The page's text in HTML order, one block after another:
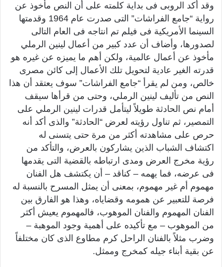
وقد أكد الروبى فى بداية كلمته على أن النص مأخوذ عن
رواية “جامع الفراشات” التى صدرت عام 1964 وقدمتها
السينما الأمريكية فى فيلم تم انتاجه فى العام التالى
لصدورها، وأضاف أن عدد كبير من أعمال لينين الرملي
مأخوذ عن أعمال عالمية، ولكن أهم ما يميزه عن غيره هو
قدرته الغير عادية لتحويل تلك الأعمال إلى كائن مصرى
خالص، ومن لم يقرأ “جامع الفراشات” سوف يعتقد أن هذا
النص من تأليف لينين الرملي، وحتى من قرأها سيقف
أمام نص الحادثة طويلاً ليتأمل قدرات لينين الرملي على
التمصير، ثم تناول رؤيته لعرض “الحادثة” والذى أكد أنه
حرص على مشاهدته أكثر من مرة حتى يتسنى له
اكتشاف الشباب الذين يشاركون بالعرض، والتأكد من
رؤية مخرج العرض ومدى ارتباطه بالقضية التى يقدمها
فى عرضه، فما يهمه – كناقد – أن يكتشف هل الفنان
مهموم أم غير مهموم، بمعنى أن يمثل المسرح بالنسبة له
فرصة للتعبير عن همومه وقضاياه، وهذا هو الفارق بين
الفنان المهموم والفنان الموهوب، فالمهموم يعيش أكثر
من الموهوب – مع تأكيده على أهمية وجود الموهبة –
وضرب مثلاً بالفنان الراحل كرم مطاوع الذى كان مختلفاً
عن بقية أبناء جيله كمخرج وممثل.